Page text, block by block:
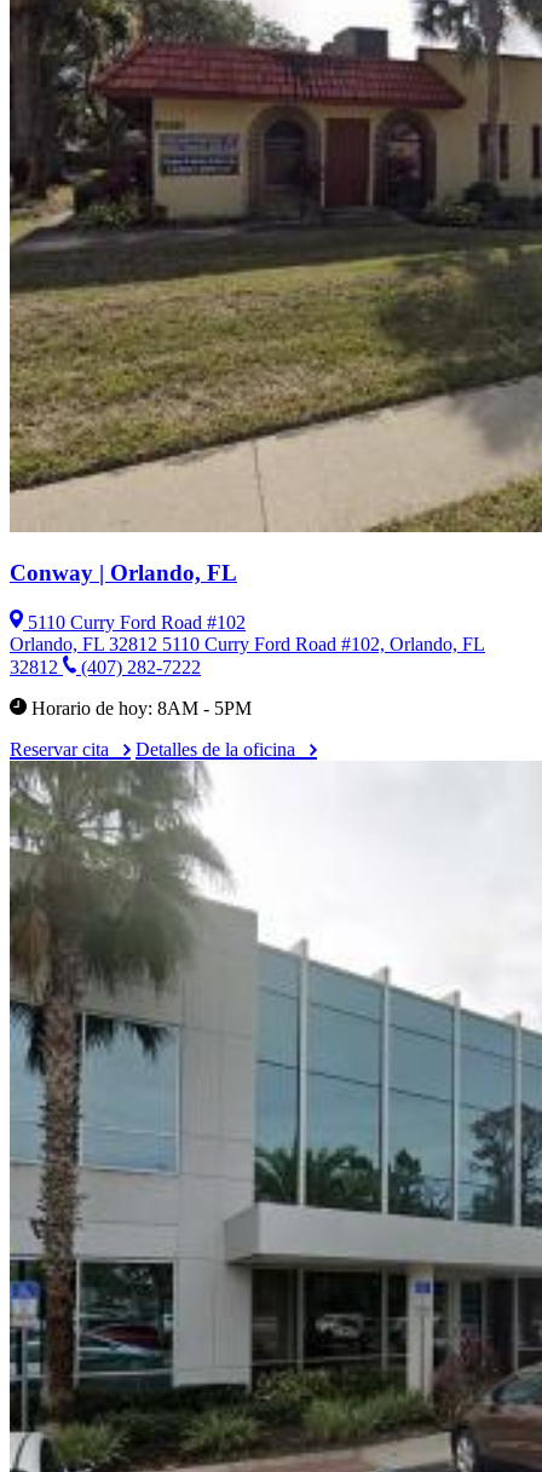
Conway | Orlando, FL
5110 Curry Ford Road #102
Orlando, FL 32812 5110 Curry Ford Road #102, Orlando, FL
32812
(407) 282-7222
Horario de hoy: 8AM - 5PM
Reservar cita
Detalles de la oficina